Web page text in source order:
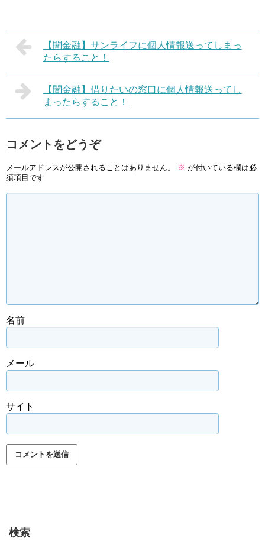
【闇金融】サンライフに個人情報送ってしまっ
たらすること！
【闇金融】借りたいの窓口に個人情報送ってし
まったらすること！
コメントをどうぞ
メールアドレスが公開されることはありません。 ※ が付いている欄は必
須項目です
名前
メール
サイト
検索